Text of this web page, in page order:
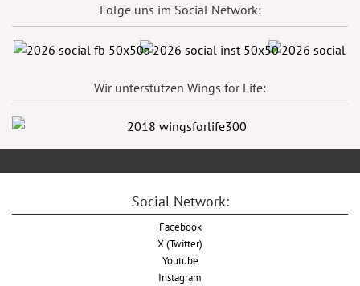
Folge uns im Social Network:
Wir unterstützen Wings for Life:
Social Network:
Facebook
X (Twitter)
Youtube
Instagram